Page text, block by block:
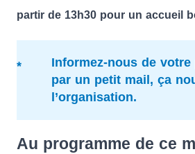
partir de 13h30 pour un accueil
Informez-nous de
par un petit mail, ça
l’organisation.
Au programme de ce